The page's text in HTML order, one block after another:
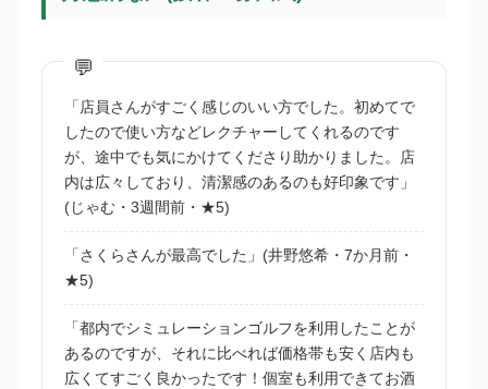
「店員さんがすごく感じのいい方でした。初めてで
したので使い方などレクチャーしてくれるのです
が、途中でも気にかけてくださり助かりました。店
内は広々しており、清潔感のあるのも好印象です」
(じゃむ・3週間前・★5)
「さくらさんが最高でした」(井野悠希・7か月前・
★5)
「都内でシミュレーションゴルフを利用したことが
あるのですが、それに比べれば価格帯も安く店内も
広くてすごく良かったです！個室も利用できてお酒